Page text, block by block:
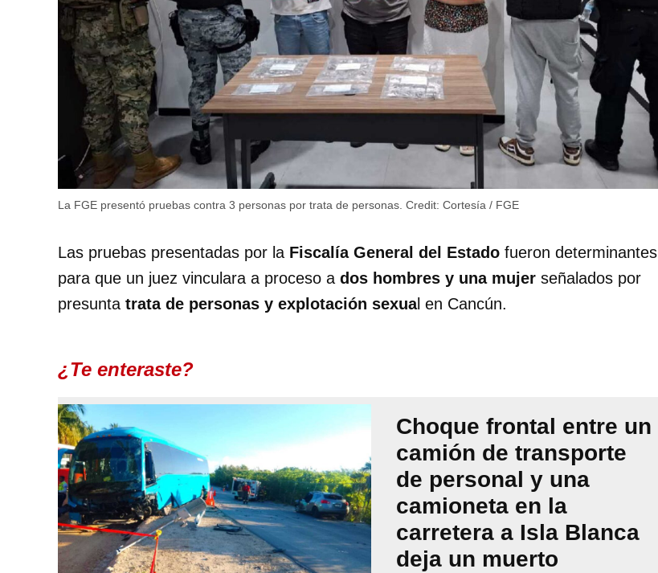
La FGE presentó pruebas contra 3 personas por trata de personas. Credit: Cortesía / FGE
Las pruebas presentadas por la Fiscalía General del Estado fueron determinantes
para que un juez vinculara a proceso a dos hombres y una mujer señalados por
presunta trata de personas y explotación sexual en Cancún.
¿Te enteraste?
Choque frontal entre un
camión de transporte
de personal y una
camioneta en la
carretera a Isla Blanca
deja un muerto